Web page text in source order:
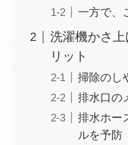
一方で、
洗濯機かさ
リット
掃除のし
排水口の
排水ホー
ルを予防